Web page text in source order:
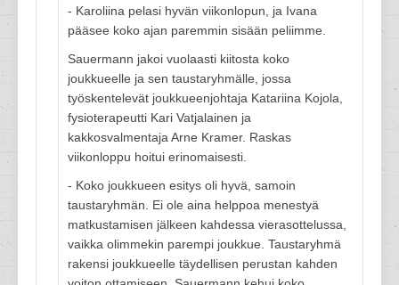
- Karoliina pelasi hyvän viikonlopun, ja Ivana
pääsee koko ajan paremmin sisään peliimme.
Sauermann jakoi vuolaasti kiitosta koko
joukkueelle ja sen taustaryhmälle, jossa
työskentelevät joukkueenjohtaja Katariina Kojola,
fysioterapeutti Kari Vatjalainen ja
kakkosvalmentaja Arne Kramer. Raskas
viikonloppu hoitui erinomaisesti.
- Koko joukkueen esitys oli hyvä, samoin
taustaryhmän. Ei ole aina helppoa menestyä
matkustamisen jälkeen kahdessa vierasottelussa,
vaikka olimmekin parempi joukkue. Taustaryhmä
rakensi joukkueelle täydellisen perustan kahden